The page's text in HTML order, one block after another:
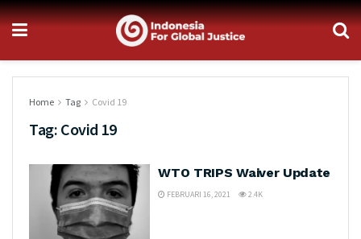
Home Tag Covid 19
Tag: Covid 19
WTO TRIPS Waiver Update
FEBRUARI 16, 2021 2.4K